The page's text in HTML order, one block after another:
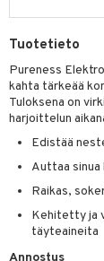
Tuotetieto
Pureness
kahta tärkeää
Tuloksena on
harjoittelun
Edistää
Auttaa
Raikas,
Kehitetty ja
täyteaineita
Annostus